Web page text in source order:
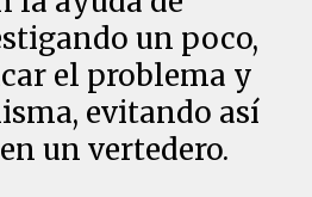
un poco,
el problema y
evitando así
un vertedero.